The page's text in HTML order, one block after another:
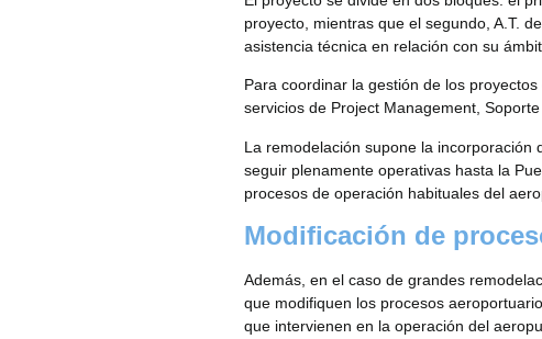
proyecto, mientras que el segundo, A.T.
asistencia técnica en relación con su
Para coordinar la gestión de los
servicios de Project Management,
La remodelación supone la
seguir plenamente operativas hasta la
procesos de operación habituales del
Modificación de
Además, en el caso de grandes
que modifiquen los procesos
que intervienen en la operación del